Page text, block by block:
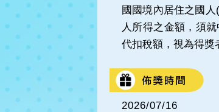
國國境內居住之國
人所得之金額，須
代扣稅額，視為得獎
2026/07/16